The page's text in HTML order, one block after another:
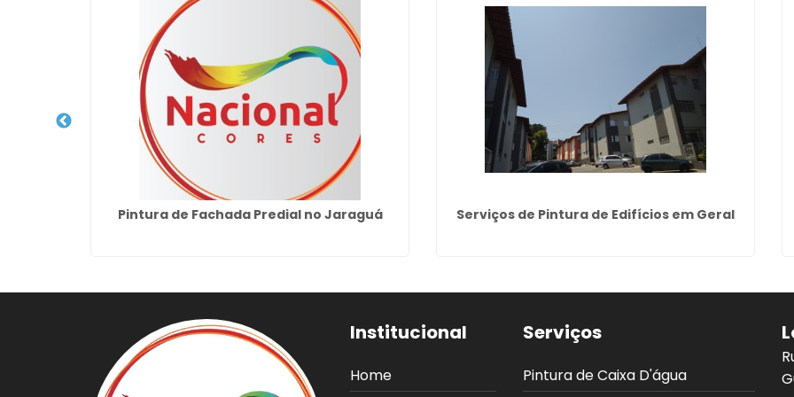
Pintura de Fachada Predial no Jaraguá Serviços de Pintura de Edifícios em Geral
Institucional
Home
Serviços
Pintura de Caixa D'água